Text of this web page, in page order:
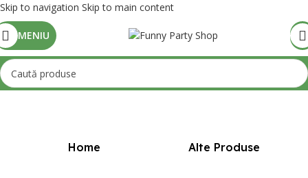
Skip to navigation Skip to main content
MENIU
Prima pagină/Mărime produs/12-14ani(146-155cm)
Home Alte Produse